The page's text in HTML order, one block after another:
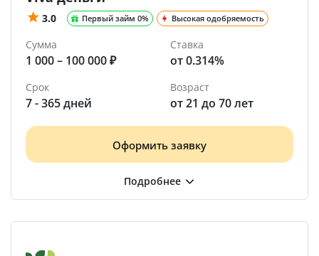
3.0 Первый займ 0% Высокая одобряемость
Сумма
1 000 – 100 000 ₽
Ставка
от 0.314%
Срок
7 - 365 дней
Возраст
от 21 до 70 лет
Оформить заявку